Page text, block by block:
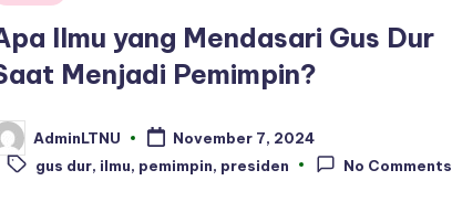
Ilmu yang Mendasari Gus Dur
Menjadi Pemimpin?
AdminLTNU November 7, 2024
Tags:
gus dur, ilmu, pemimpin, presiden No Comments